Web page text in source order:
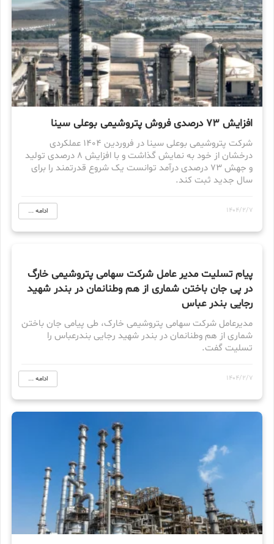
افزایش ۷۳ درصدی فروش پتروشیمی بوعلی سینا
شرکت پتروشیمی بوعلی سینا در فروردین ۱۴۰۴ عملکردی
درخشان از خود به نمایش گذاشت و با افزایش ۸ درصدی تولید
و جهش ۷۳ درصدی درآمد توانست یک شروع قدرتمند را برای
سال جدید ثبت کند.
1404/2/7 ادامه ...
پيام تسلیت مدير عامل شركت سهامى پتروشيمى خارگ
در پی جان باختن شماری از هم وطنانمان در بندر شهید
رجایی بندر عباس
مديرعامل شركت سهامى پتروشيمى خارک، طی پیامی جان باختن
شماری از هم وطنانمان در بندر شهید رجایی بندرعباس را
تسلیت گفت.
1404/2/7 ادامه ...